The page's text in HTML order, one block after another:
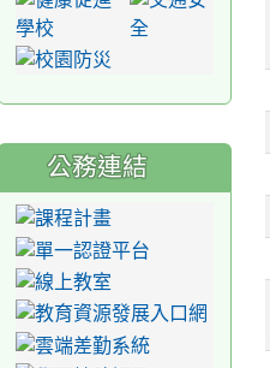
公務連結